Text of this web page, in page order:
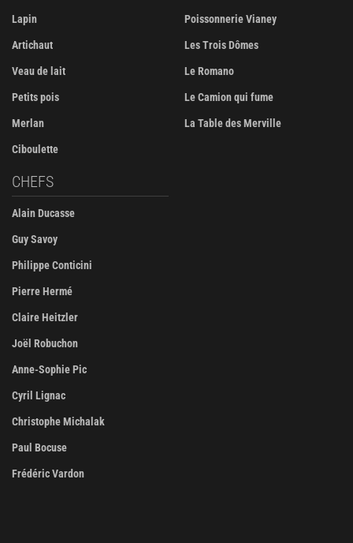
Lapin
Artichaut
Veau de lait
Petits pois
Merlan
Ciboulette
Poissonnerie Vianey
Les Trois Dômes
Le Romano
Le Camion qui fume
La Table des Merville
CHEFS
Alain Ducasse
Guy Savoy
Philippe Conticini
Pierre Hermé
Claire Heitzler
Joël Robuchon
Anne-Sophie Pic
Cyril Lignac
Christophe Michalak
Paul Bocuse
Frédéric Vardon